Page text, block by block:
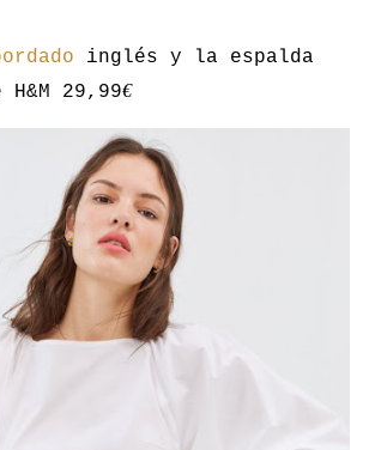
inglés y la espalda
29,99€